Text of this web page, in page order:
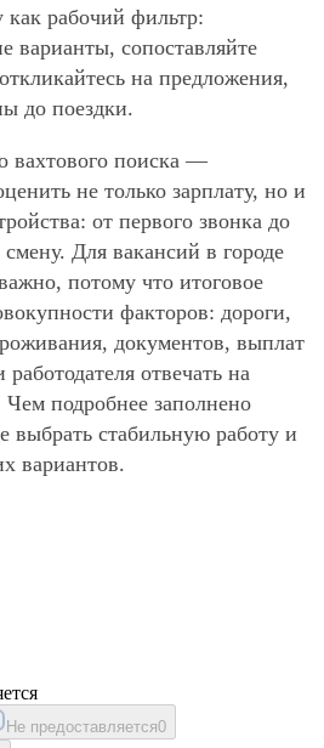
как рабочий фильтр:
варианты, сопоставляйте
на предложения,
до поездки.
вахтового поиска —
не только зарплату, но и
от первого звонка до
Для вакансий в городе
потому что итоговое
факторов: дороги,
документов, выплат
отвечать на
подробнее заполнено
выбрать стабильную работу и
вариантов.
Не предоставляется0